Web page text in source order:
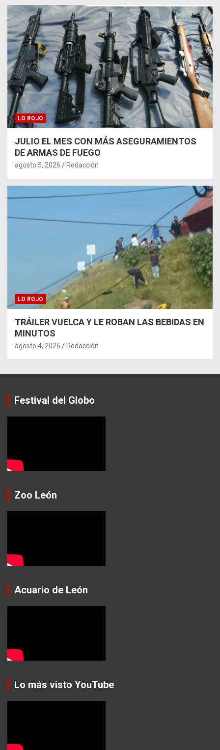
LO ROJO
JULIO EL MES CON MÁS ASEGURAMIENTOS
DE ARMAS DE FUEGO
agosto 5, 2026 Redacción
LO ROJO
TRÁILER VUELCA Y LE ROBAN LAS BEBIDAS EN
MINUTOS
agosto 4, 2026 Redacción
Festival del Globo
Zoo León
Acuario de León
Lo más visto YouTube